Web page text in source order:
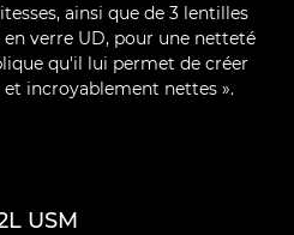
ainsi que de 3 lentilles
verre UD, pour une netteté
qu'il lui permet de créer
incroyablement nettes ».
USM